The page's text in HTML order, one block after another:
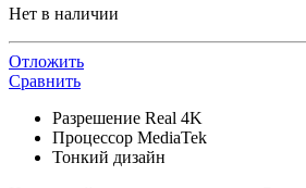
Нет в наличии
Отложить
Сравнить
Разрешение Real 4K
Процессор MediaTek
Тонкий дизайн